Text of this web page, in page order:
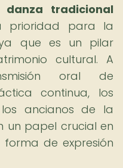
danza tradicional
prioridad para la
que es un pilar
cultural. A
oral de
continua, los
ancianos de la
un papel crucial en
de expresión